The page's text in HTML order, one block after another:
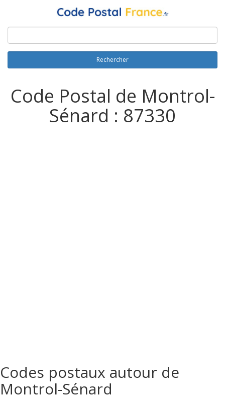
Rechercher
Code Postal de Montrol-
Sénard : 87330
Codes postaux autour de
Montrol-Sénard